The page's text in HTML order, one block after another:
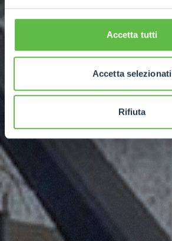
Accetta tutti
Accetta selezionati
Rifiuta